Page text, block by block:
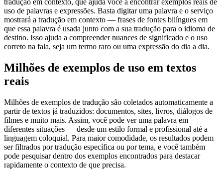
tradução em contexto, que ajuda você a encontrar exemplos reais de
uso de palavras e expressões. Basta digitar uma palavra e o serviço
mostrará a tradução em contexto — frases de fontes bilíngues em
que essa palavra é usada junto com a sua tradução para o idioma de
destino. Isso ajuda a compreender nuances de significado e o uso
correto na fala, seja um termo raro ou uma expressão do dia a dia.
Milhões de exemplos de uso em textos
reais
Milhões de exemplos de tradução são coletados automaticamente a
partir de textos já traduzidos: documentos, sites, livros, diálogos de
filmes e muito mais. Assim, você pode ver uma palavra em
diferentes situações — desde um estilo formal e profissional até a
linguagem coloquial. Para maior comodidade, os resultados podem
ser filtrados por tradução específica ou por tema, e você também
pode pesquisar dentro dos exemplos encontrados para destacar
rapidamente o contexto de que precisa.